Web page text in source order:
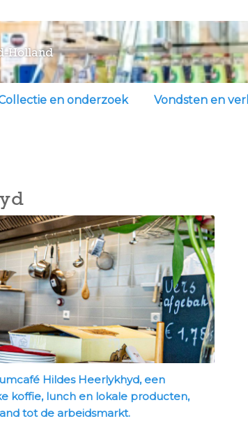
Holland
en onderzoek Vondsten en
Hildes Heerlykhyd, een
koffie, lunch en lokale producten,
tot de arbeidsmarkt.